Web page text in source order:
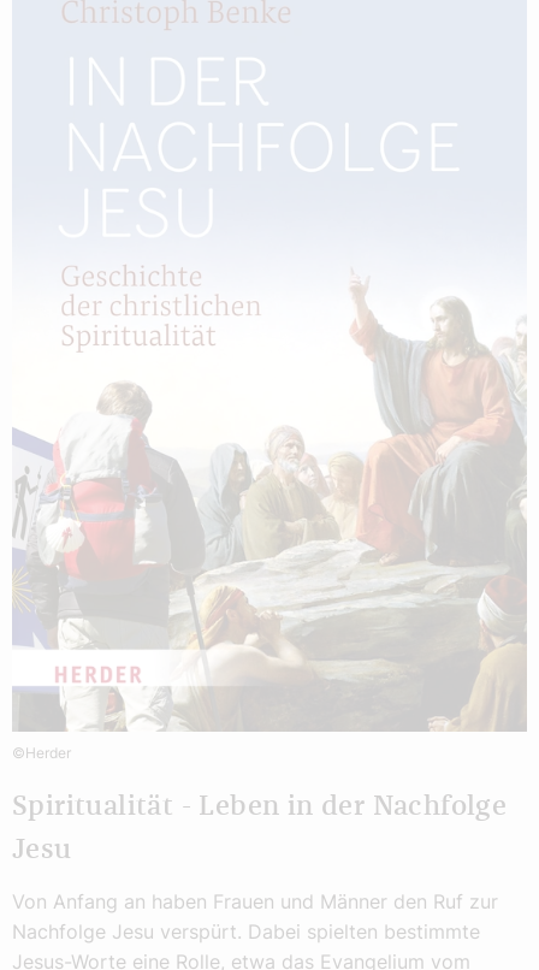
©Herder
Spiritualität - Leben in der Nachfolge
Jesu
Von Anfang an haben Frauen und Männer den Ruf zur
Nachfolge Jesu verspürt. Dabei spielten bestimmte
Jesus-Worte eine Rolle, etwa das Evangelium vom